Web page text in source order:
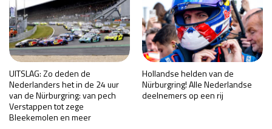
UITSLAG: Zo deden de
Nederlanders het in de 24 uur
van de Nürburgring: van pech
Verstappen tot zege
Bleekemolen en meer
Hollandse helden van de
Nürburgring! Alle Nederlandse
deelnemers op een rij